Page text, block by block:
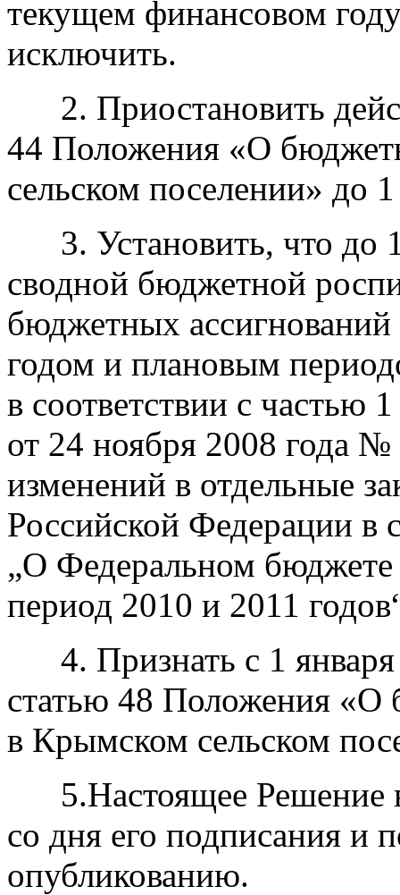
текущем финансовом
исключить.
2. Приостановить
44 Положения «О
сельском поселении» до
3. Установить, что до 1
сводной бюджетной
бюджетных
годом и плановым
в соответствии с частью
от 24 ноября 2008 года
изменений в отдельные
Российской Федерации в
„О Федеральном
период 2010 и 2011
4. Признать с 1 января
статью 48 Положения «О
в Крымском сельском
5.Настоящее Решение
со дня его подписания и
опубликованию.